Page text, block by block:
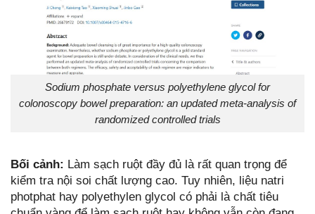
Sodium phosphate versus polyethylene glycol for
colonoscopy bowel preparation: an updated meta-analysis of
randomized controlled trials
Bối cảnh: Làm sạch ruột đầy đủ là rất quan trọng để
kiểm tra nội soi chất lượng cao. Tuy nhiên, liệu natri
photphat hay polyethylen glycol có phải là chất tiêu